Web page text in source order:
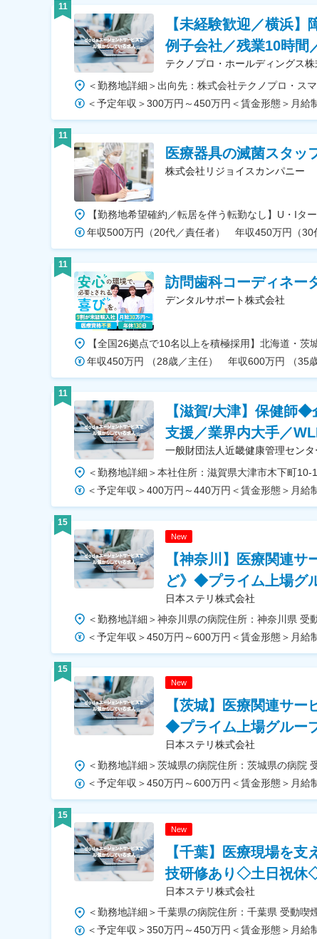
11
【未経験歓迎／横浜
例子会社／残業10時間
テクノプロ・ホールディングス株
11
医療器具の滅菌スタッ
株式会社リジョイスカンパニー
年収500万円（20代／責任者） 年収450万円（30
11
訪問歯科コーディネー
デンタルサポート株式会社
11
【滋賀/大津】保健師
支援／業界内大手／
一般財団法人近畿健康管理センタ
15
New
【神奈川】医療関連
ど》◆プライム上場グ
日本ステリ株式会社
15
New
【茨城】医療関連サー
◆プライム上場グルー
日本ステリ株式会社
15
New
【千葉】医療現場を
技研修あり◇土日祝休
日本ステリ株式会社